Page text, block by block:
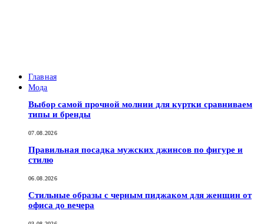
Главная
Мода
Выбор самой прочной молнии для куртки сравниваем
типы и бренды
07.08.2026
Правильная посадка мужских джинсов по фигуре и
стилю
06.08.2026
Стильные образы с черным пиджаком для женщин от
офиса до вечера